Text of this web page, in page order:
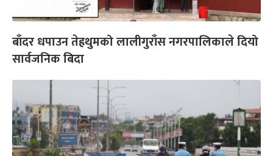
बाँदर धपाउन तेह्रथुमको लालीगुराँस नगरपालिकाले दियो
सार्वजनिक बिदा